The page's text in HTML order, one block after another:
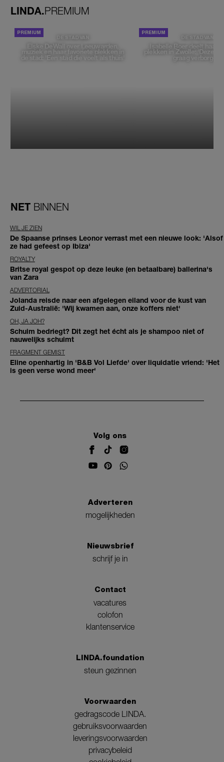
LINDA.PREMIUM
DE STAD VAN
Elske DeWall over Leeuwarden,
muziek en haar favoriete plekken in
de stad: 'Een stad die voelt als thuis'
DE STAD VAN
Isabelle Boer deelt haar
plekken in Zwolle: 'Deze
graag verborgen'
NET BINNEN
WIL JE ZIEN
De Spaanse prinses Leonor verrast met een nieuwe look: 'Alsof
ze had gefeest op Ibiza'
ROYALTY
Britse royal gespot op deze leuke (en betaalbare) ballerina's
van Zara
ADVERTORIAL
Jolanda reisde naar een afgelegen eiland voor de kust van
Zuid-Australië: 'Wij kwamen aan, onze koffers niet'
OH, JA JOH?
Schuim bedriegt? Dit zegt het écht als je shampoo niet of
nauwelijks schuimt
FRAGMENT GEMIST
Eline openhartig in 'B&B Vol Liefde' over liquidatie vriend: 'Het
is geen verse wond meer'
Volg ons
Adverteren
mogelijkheden
Nieuwsbrief
schrijf je in
Contact
vacatures
colofon
klantenservice
LINDA.foundation
steun gezinnen
Voorwaarden
gedragscode LINDA.
gebruiksvoorwaarden
leveringsvoorwaarden
privacybeleid